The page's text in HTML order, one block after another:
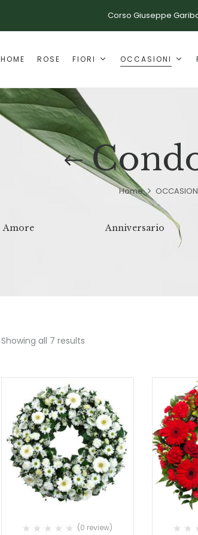
Corso Giuseppe
HOME ROSE FIORI OCCASIONI
Home
Amore Anniversario
Showing all 7 results
(0 review)